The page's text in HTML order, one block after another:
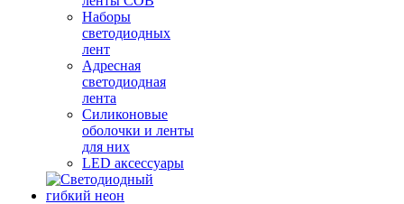
Наборы
светодиодных
лент
Адресная
светодиодная
лента
Силиконовые
оболочки и ленты
для них
LED аксессуары